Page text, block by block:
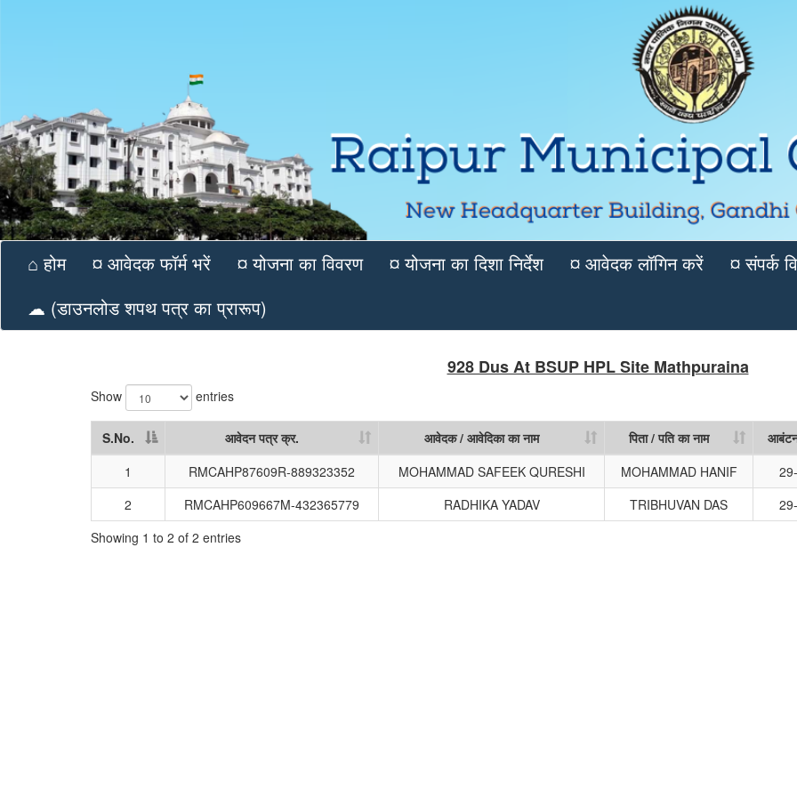
⌂ होम ¤ आवेदक फॉर्म भरें ¤ योजना का विवरण ¤ योजना का दिशा निर्देश ¤ आवेदक लॉगिन करें ¤ संपर्क
☁ (डाउनलोड शपथ पत्र का प्रारूप)
928 Dus At BSUP HPL Site Mathpuraina
Show entries
S.No. आवेदन पत्र क्र. आवेदक / आवेदिका का नाम पिता / पति का नाम आबंटन
S.No.
आवेदन पत्र क्र. आवेदक / आवेदिका का नाम पिता / पति का नाम
1 RMCAHP87609R-889323352 MOHAMMAD SAFEEK QURESHI MOHAMMAD HANIF
2
RMCAHP609667M-432365779 RADHIKA YADAV TRIBHUVAN DAS
Showing 1 to 2 of 2 entries